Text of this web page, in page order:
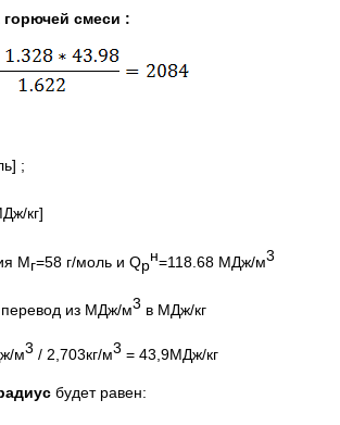
смеси :
;
кг]
Мг=58 г/моль и Qp
н=118.68 МДж/м3
перевод из МДж/м3 в МДж/кг
м3 / 2,703кг/м3 = 43,9МДж/кг
будет равен: